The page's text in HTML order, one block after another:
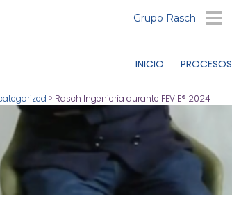
Grupo Rasch
INICIO PROCESOS
> Rasch Ingeniería durante FEVIE® 2024